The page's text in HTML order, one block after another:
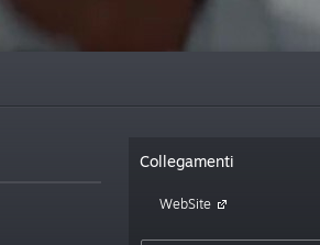
Collegamenti
WebSite